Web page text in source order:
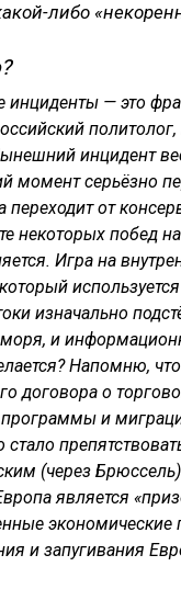
либо
инциденты — это
инцидент
момент серьёзно
переходит от
некоторых побед
Игра на
изначально
и
Напомню,
договора о
программы и
(через
является
и запугивания